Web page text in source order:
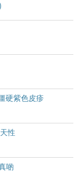
硬紫色皮疹
性
啲